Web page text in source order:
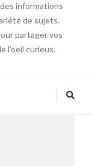
informations
de sujets.
partager vos
l'oeil curieux.